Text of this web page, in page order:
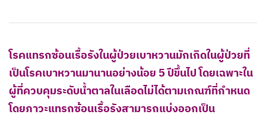
โรคแทรกซ้อนเรื้อรังในผู้ป่วยเบาหวานมักเกิดในผู้ป่วยที่
เป็นโรคเบาหวานมานานอย่างน้อย 5 ปีขึ้นไป โดยเฉพาะใน
ผู้ที่ควบคุมระดับน้ำตาลในเลือดไม่ได้ตามเกณฑ์ที่กำหนด
โดยภาวะแทรกซ้อนเรื้อรังสามารถแบ่งออกเป็น